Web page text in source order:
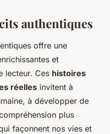
authentiques
offre une
et
lecteur. Ces histoires
réelles invitent à
à développer de
plus
façonnent nos vies et